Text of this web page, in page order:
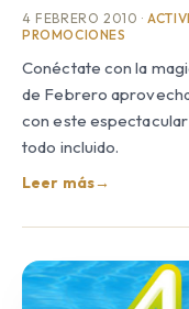
4 FEBRERO 2010 ·
PROMOCIONES
Conéctate con la
de Febrero
con este
todo incluido.
Leer más→